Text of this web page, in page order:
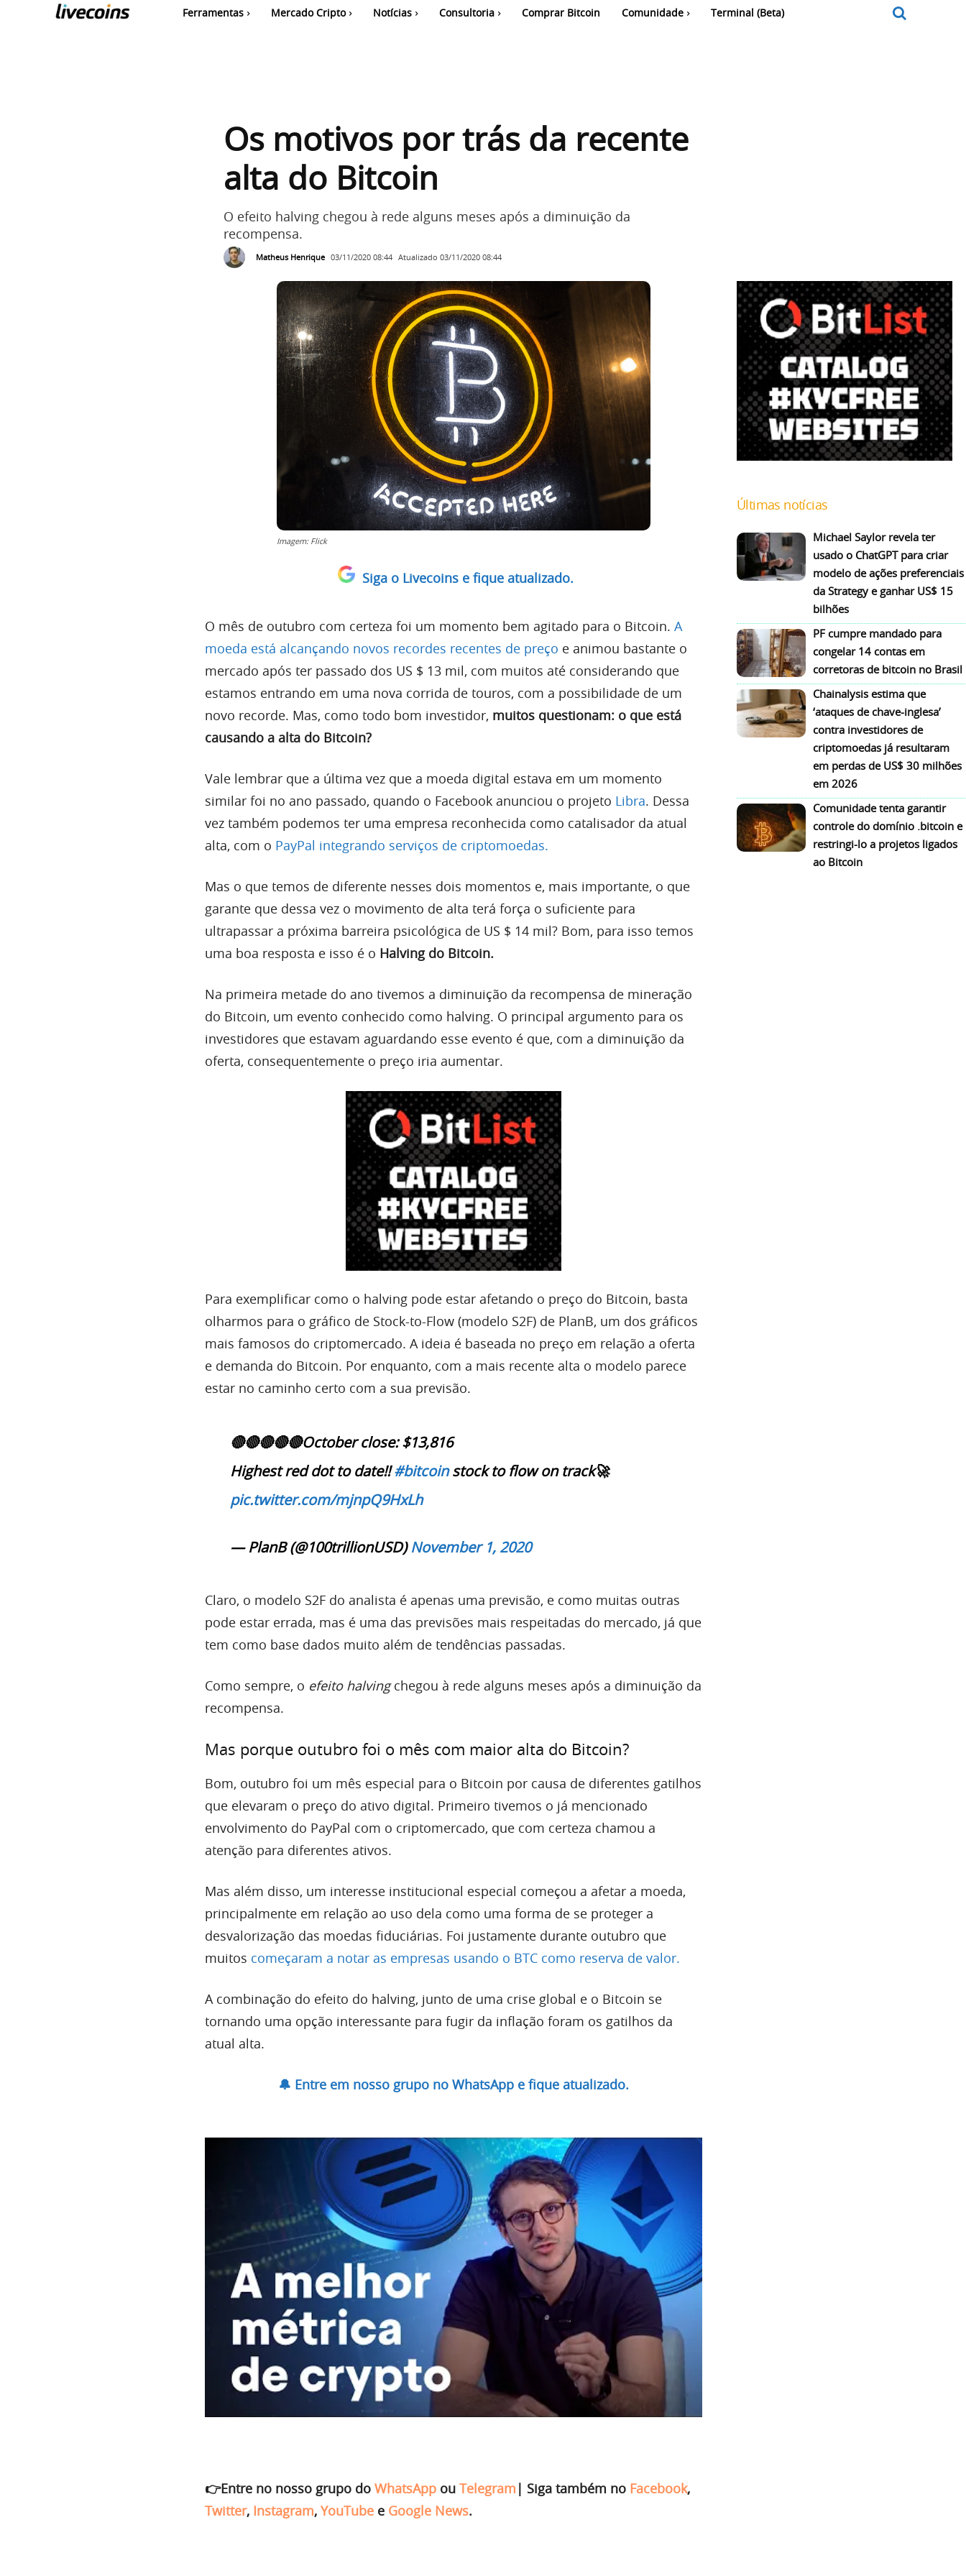
Ferramentas Mercado Cripto Notícias Consultoria Comprar Bitcoin Comunidade Terminal (Beta)
Os motivos por trás da recente
alta do Bitcoin
O efeito halving chegou à rede alguns meses após a diminuição da
recompensa.
Matheus Henrique 03/11/2020 08:44 Atualizado 03/11/2020 08:44
Imagem: Flick
Siga o Livecoins e fique atualizado.
O mês de outubro com certeza foi um momento bem agitado para o Bitcoin. A
moeda está alcançando novos recordes recentes de preço e animou bastante o
mercado após ter passado dos US $ 13 mil, com muitos até considerando que
estamos entrando em uma nova corrida de touros, com a possibilidade de um
novo recorde. Mas, como todo bom investidor, muitos questionam: o que está
causando a alta do Bitcoin?
Vale lembrar que a última vez que a moeda digital estava em um momento
similar foi no ano passado, quando o Facebook anunciou o projeto Libra. Dessa
vez também podemos ter uma empresa reconhecida como catalisador da atual
alta, com o PayPal integrando serviços de criptomoedas.
Mas o que temos de diferente nesses dois momentos e, mais importante, o que
garante que dessa vez o movimento de alta terá força o suficiente para
ultrapassar a próxima barreira psicológica de US $ 14 mil? Bom, para isso temos
uma boa resposta e isso é o Halving do Bitcoin.
Na primeira metade do ano tivemos a diminuição da recompensa de mineração
do Bitcoin, um evento conhecido como halving. O principal argumento para os
investidores que estavam aguardando esse evento é que, com a diminuição da
oferta, consequentemente o preço iria aumentar.
Para exemplificar como o halving pode estar afetando o preço do Bitcoin, basta
olharmos para o gráfico de Stock-to-Flow (modelo S2F) de PlanB, um dos gráficos
mais famosos do criptomercado. A ideia é baseada no preço em relação a oferta
e demanda do Bitcoin. Por enquanto, com a mais recente alta o modelo parece
estar no caminho certo com a sua previsão.
🔴🔴🔴🔴🔴October close: $13,816
Highest red dot to date!!#bitcoinstock to flow on track🚀
pic.twitter.com/mjnpQ9HxLh
— PlanB (@100trillionUSD)November 1, 2020
Claro, o modelo S2F do analista é apenas uma previsão, e como muitas outras
pode estar errada, mas é uma das previsões mais respeitadas do mercado, já que
tem como base dados muito além de tendências passadas.
Como sempre, o efeito halvingchegou à rede alguns meses após a diminuição da
recompensa.
Mas porque outubro foi o mês com maior alta do Bitcoin?
Bom, outubro foi um mês especial para o Bitcoin por causa de diferentes gatilhos
que elevaram o preço do ativo digital. Primeiro tivemos o já mencionado
envolvimento do PayPal com o criptomercado, que com certeza chamou a
atenção para diferentes ativos.
Mas além disso, um interesse institucional especial começou a afetar a moeda,
principalmente em relação ao uso dela como uma forma de se proteger a
desvalorização das moedas fiduciárias. Foi justamente durante outubro que
muitos começaram a notar as empresas usando o BTC como reserva de valor.
A combinação do efeito do halving, junto de uma crise global e o Bitcoin se
tornando uma opção interessante para fugir da inflação foram os gatilhos da
atual alta.
🔔 Entre em nosso grupo no WhatsApp e fique atualizado.
👉Entre no nosso grupo do WhatsApp ou Telegram | Siga também no Facebook,
Twitter, Instagram, YouTube e Google News.
Últimas notícias
Michael Saylor revela ter
usado o ChatGPT para criar
modelo de ações preferenciais
da Strategy e ganhar US$ 15
bilhões
PF cumpre mandado para
congelar 14 contas em
corretoras de bitcoin no Brasil
Chainalysis estima que
‘ataques de chave-inglesa’
contra investidores de
criptomoedas já resultaram
em perdas de US$ 30 milhões
em 2026
Comunidade tenta garantir
controle do domínio .bitcoin e
restringi-lo a projetos ligados
ao Bitcoin